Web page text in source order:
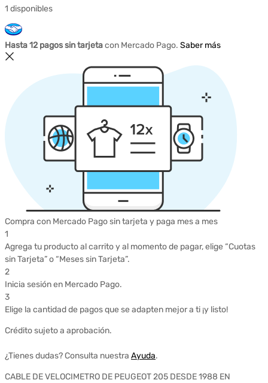
1 disponibles
Hasta 12 pagos sin tarjetacon Mercado Pago. Saber más
Compra con Mercado Pago sin tarjeta y paga mes a mes
1
Agrega tu producto al carrito y al momento de pagar, elige “Cuotas
sin Tarjeta” o “Meses sin Tarjeta”.
2
Inicia sesión en Mercado Pago.
3
Elige la cantidad de pagos que se adapten mejor a ti ¡y listo!
Crédito sujeto a aprobación.
¿Tienes dudas? Consulta nuestra Ayuda.
CABLE DE VELOCIMETRO DE PEUGEOT 205 DESDE 1988 EN